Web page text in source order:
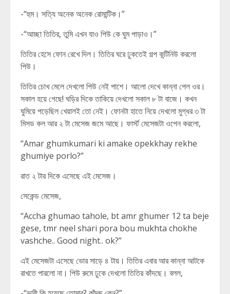
-“হুম। সত্যি অনেক অনেক রোমান্টিক।”
-“আচ্ছা তিতির, তুমি এখন যাও পিউ কে ঘুম পাড়াও।”
তিতির হেসে ফোন রেখে দিল। তিতির ঘরে ঢুকতেই গল্প কন্টিনিউ করলো
পিউ।
তিতির চোখ মেলে দেখলো পিউ নেই পাশে। আলো দেখে কান্না পেল ওর।
সকাল হয়ে গেছে! ঘড়ির দিকে তাকিয়ে দেখলো সকাল ৮ টা বাজে। কখন
ঘুমিয়ে পড়েছিল খেয়ালই তো নেই। ফোনটা হাতে নিয়ে দেখলো মুগ্ধর ৩ টা
মিসড কল আর ২ টা মেসেজ জমে আছে। ফার্স্ট মেসেজটা ওপেন করলো,
“Amar ghumkumari ki amake opekkhay rekhe
ghumiye porlo?”
রাত ২ টার দিকে এসেছে এই মেসেজ।
সেকেন্ড মেসেজ,
“Accha ghumao tahole, bt amr ghumer 12 ta beje
gese, tmr neel shari pora bou mukhta chokhe
vashche.. Good night.. ok?”
এই মেসেজটা এসেছে ভোর সাড়ে ৪ টায়। তিতির এবার আর কান্না আটকে
রাখতে পারলো না। পিউ রুমে ঢুকে দেখলো তিতির কাঁদছে। বলল,